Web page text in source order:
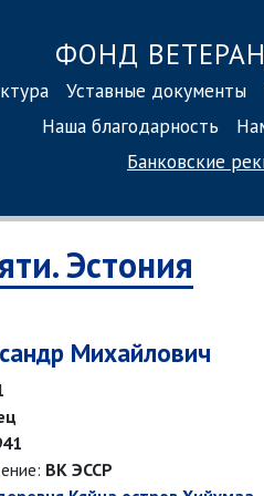
ФОНД
Уставные документы
Наша благодарность
Банковские
Эстония
Михайлович
ВК ЭССР